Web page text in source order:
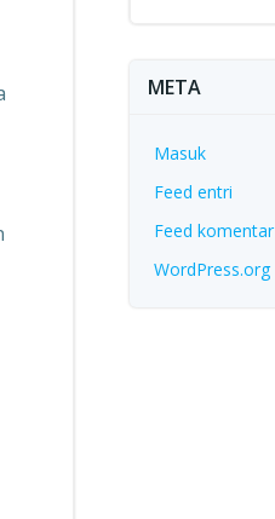
META
Masuk
Feed entri
Feed komentar
WordPress.org